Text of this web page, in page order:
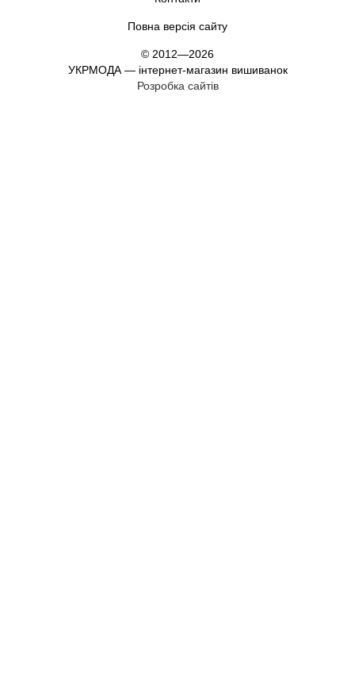
Повна версія сайту
© 2012—2026
УКРМОДА — інтернет-магазин вишиванок
Розробка сайтів